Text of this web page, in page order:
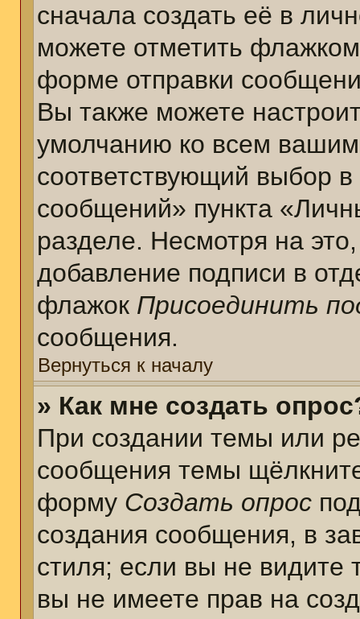
сначала создать её в
можете отметить
форме отправки
Вы также можете
умолчанию ко всем
соответствующий выбор
сообщений» пункта
разделе. Несмотря на
добавление подписи в
флажок Присоединить
сообщения.
Вернуться к началу
» Как мне создать
При создании темы или
сообщения темы
форму Создать опрос
создания сообщения, в
стиля; если вы не видите
вы не имеете прав на